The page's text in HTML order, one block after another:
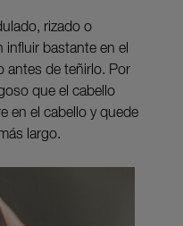
rizado o
bastante en el
antes de teñirlo. Por
que el cabello
en el cabello y quede
largo.